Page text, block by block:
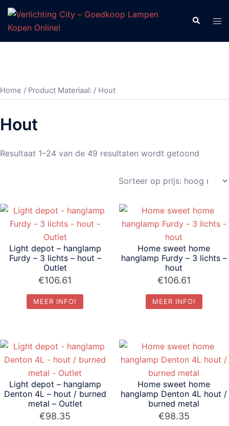
Ga
de
Zoeken
Home / Product Materiaal: / Hout
Hout
Resultaat 1–24 van de 49 resultaten wordt getoond
prijs:
laag
Light depot – hanglamp
Furdy – 3 lichts – hout –
Outlet
€106.61
MEER INFO!
Home sweet home
hanglamp Furdy – 3 lichts –
hout
€106.61
MEER INFO!
Light depot – hanglamp
Denton 4L – hout / burned
metal – Outlet
€98.35
Home sweet home
hanglamp Denton 4L hout /
burned metal
€98.35